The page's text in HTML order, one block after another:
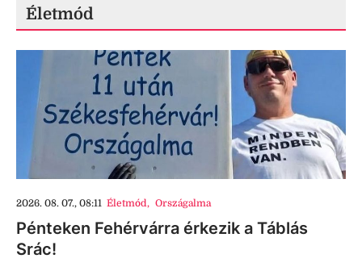
Életmód
2026. 08. 07., 08:11 Életmód, Országalma
Pénteken Fehérvárra érkezik a Táblás
Srác!